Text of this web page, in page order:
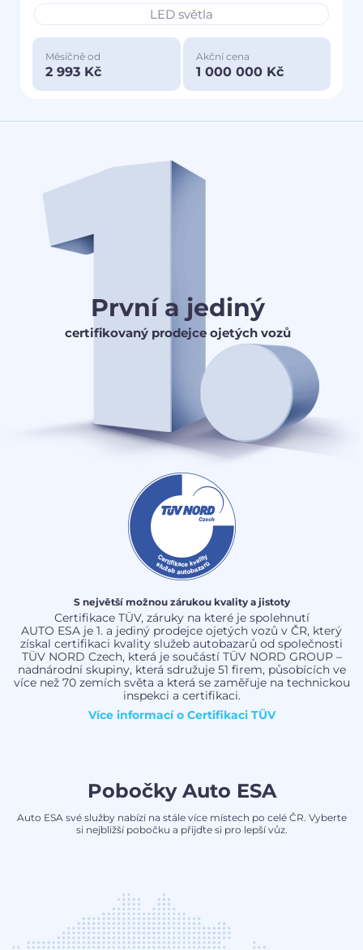
LED světla
Měsíčně od
2 993 Kč
Akční cena
1 000 000 Kč
První a jediný
certifikovaný prodejce ojetých vozů
S největší možnou zárukou kvality a jistoty
Certifikace TÜV, záruky na které je spolehnutí
AUTO ESA je 1. a jediný prodejce ojetých vozů v ČR, který
získal certifikaci kvality služeb autobazarů od společnosti
TÜV NORD Czech, která je součástí TÜV NORD GROUP –
nadnárodní skupiny, která sdružuje 51 firem, působících ve
více než 70 zemích světa a která se zaměřuje na technickou
inspekci a certifikaci.
Více informací o Certifikaci TÜV
Pobočky Auto ESA
Auto ESA své služby nabízí na stále více místech po celé ČR. Vyberte
si nejbližší pobočku a přijďte si pro lepší vůz.